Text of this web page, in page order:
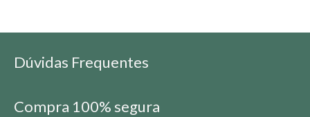
Dúvidas Frequentes
Compra 100% segura